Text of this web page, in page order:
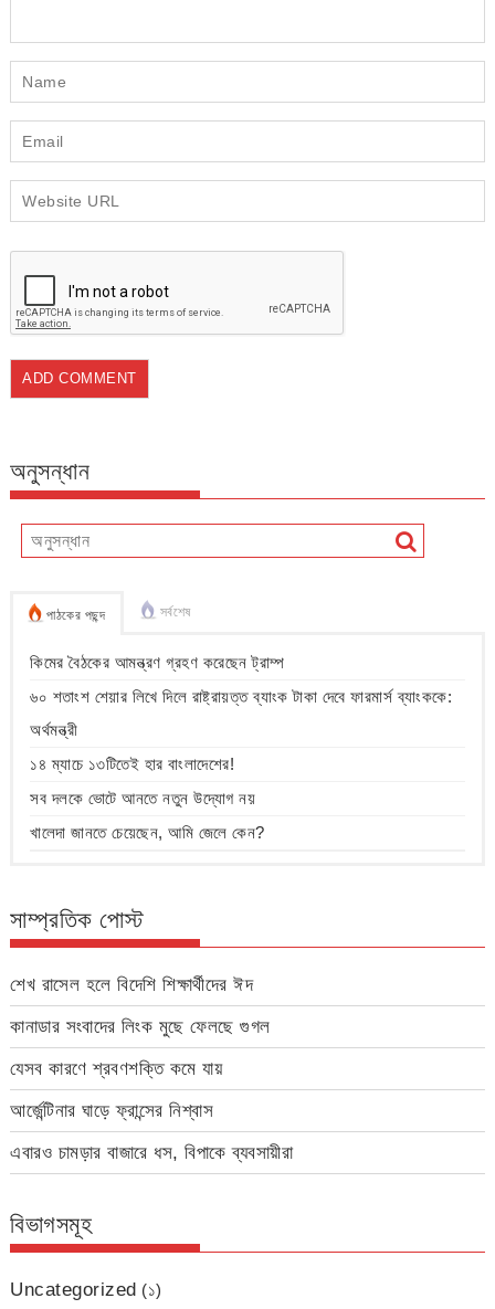
অনুসন্ধান
পাঠকের পছন্দ সর্বশেষ
কিমের বৈঠকের আমন্ত্রণ গ্রহণ করেছেন ট্রাম্প
৬০ শতাংশ শেয়ার লিখে দিলে রাষ্ট্রায়ত্ত ব্যাংক টাকা দেবে ফারমার্স ব্যাংককে:
অর্থমন্ত্রী
১৪ ম্যাচে ১৩টিতেই হার বাংলাদেশের!
সব দলকে ভোটে আনতে নতুন উদ্যোগ নয়
খালেদা জানতে চেয়েছেন, আমি জেলে কেন?
সাম্প্রতিক পোস্ট
শেখ রাসেল হলে বিদেশি শিক্ষার্থীদের ঈদ
কানাডার সংবাদের লিংক মুছে ফেলছে গুগল
যেসব কারণে শ্রবণশক্তি কমে যায়
আর্জেন্টিনার ঘাড়ে ফ্রান্সের নিশ্বাস
এবারও চামড়ার বাজারে ধস, বিপাকে ব্যবসায়ীরা
বিভাগসমূহ
Uncategorized (১)